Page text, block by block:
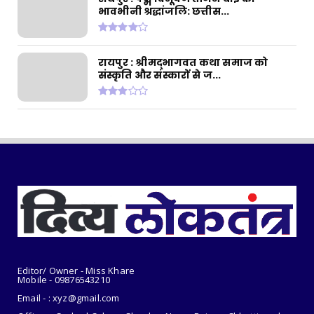
रायपुर : छत्तीसगढ़ में अमानक पनीर और डेयरी
एनालॉग उत्पादों प...
July 31, 2026
CHHATTISGARH
रायपुर : सुतियापाट लिंक केनाल के कार्यों के लिए
2.66 करोड़ र...
रायपुर : राजस्व मामलों में देरी बर्दाश्त नहीं, समय पर
भावभीनी श्रद्धांजलि: छत्तीस...
रायपुर : श्रीमद्भागवत कथा समाज को
संस्कृति और संस्कारों से ज...
Editor/ Owner - Miss Khare
Mobile - 09876543210
Email - : xyz@gmail.com